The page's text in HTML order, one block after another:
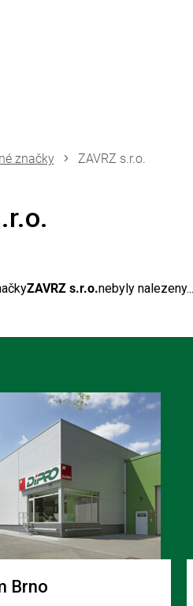
značky ZAVRZ s.r.o.
ZAVRZ s.r.o.nebyly nalezeny...
Brno